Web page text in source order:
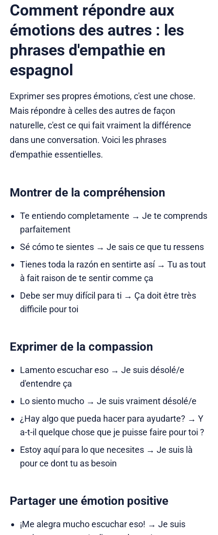
Comment répondre aux
émotions des autres : les
phrases d'empathie en
espagnol
Exprimer ses propres émotions, c'est une chose.
Mais répondre à celles des autres de façon
naturelle, c'est ce qui fait vraiment la différence
dans une conversation. Voici les phrases
d'empathie essentielles.
Montrer de la compréhension
Te entiendo completamente → Je te comprends
parfaitement
Sé cómo te sientes → Je sais ce que tu ressens
Tienes toda la razón en sentirte así → Tu as tout
à fait raison de te sentir comme ça
Debe ser muy difícil para ti → Ça doit être très
difficile pour toi
Exprimer de la compassion
Lamento escuchar eso → Je suis désolé/e
d'entendre ça
Lo siento mucho → Je suis vraiment désolé/e
¿Hay algo que pueda hacer para ayudarte? → Y
a-t-il quelque chose que je puisse faire pour toi ?
Estoy aquí para lo que necesites → Je suis là
pour ce dont tu as besoin
Partager une émotion positive
¡Me alegra mucho escuchar eso! → Je suis